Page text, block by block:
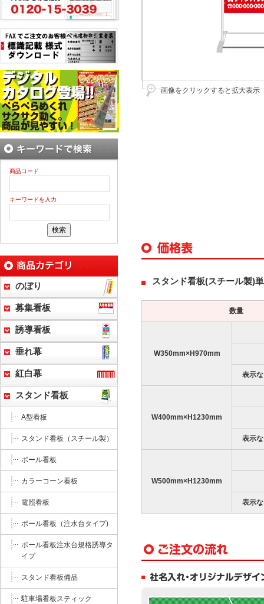
画像をクリックすると拡大表示
スタンド看板(スチール製)
数量
W350mm×H970mm
表示
W400mm×H1230mm
表示
W500mm×H1230mm
表示
商品コード
キーワードを入力
のぼり
募集看板
誘導看板
垂れ幕
紅白幕
スタンド看板
A型看板
スタンド看板（スチール製）
ポール看板
カラーコーン看板
電照看板
ポール看板（注水台タイプ)
ポール看板注水台規格誘導タ
イプ
スタンド看板備品
駐車場看板スティック